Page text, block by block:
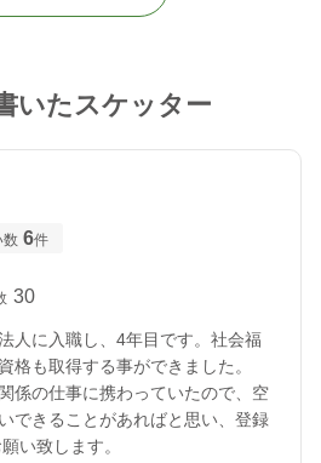
いたスケッター
数 6件
30
人に入職し、4年目です。社会福
格も取得する事ができました。
係の仕事に携わっていたので、空
できることがあればと思い、登録
い致します。